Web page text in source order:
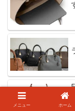
メニュー ホーム